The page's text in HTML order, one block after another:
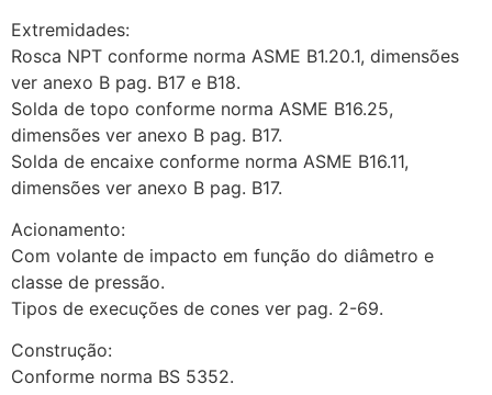
Extremidades:
Rosca NPT conforme norma ASME B1.20.1, dimensões
ver anexo B pag. B17 e B18.
Solda de topo conforme norma ASME B16.25,
dimensões ver anexo B pag. B17.
Solda de encaixe conforme norma ASME B16.11,
dimensões ver anexo B pag. B17.
Acionamento:
Com volante de impacto em função do diâmetro e
classe de pressão.
Tipos de execuções de cones ver pag. 2-69.
Construção:
Conforme norma BS 5352.